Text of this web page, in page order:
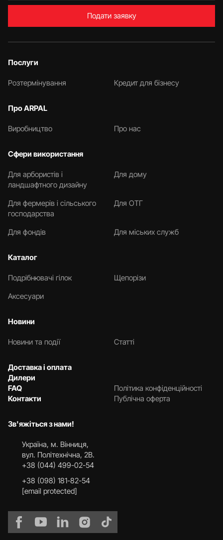
Подати заявку
Послуги
Розтермінування Кредит для бізнесу
Про ARPAL
Виробництво Про нас
Сфери використання
Для арбористів і
ландшафтного дизайну
Для дому
Для фермерів і сільського
господарства
Для ОТГ
Для фондів Для міських служб
Каталог
Подрібнювачі гілок
Щепорізи
Аксесуари
Новини
Новини та події Статті
Доставка і оплата
Дилери
FAQ
Контакти
Політика конфіденційності
Публічна оферта
Зв'яжіться з нами!
Українa, м. Вінниця,
вул. Політехнічна, 2В.
+38 (044) 499-02-54
+38 (098) 181-82-54
[email protected]